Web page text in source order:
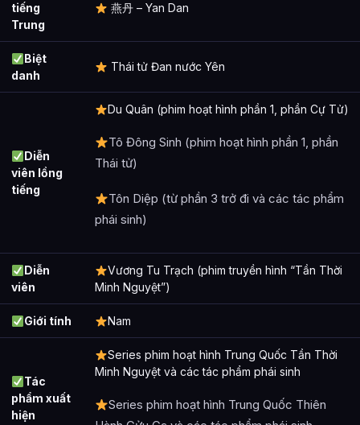
tiếng
Trung
燕丹 – Yan Dan
Biệt
danh
Thái tử Đan nước Yên
Diễn
viên lồng
tiếng
Du Quân (phim hoạt hình phần 1, phần Cự Tử)
Tô Đông Sinh (phim hoạt hình phần 1, phần
Thái tử)
Tôn Diệp (từ phần 3 trở đi và các tác phẩm
phái sinh)
Diễn
viên
Vương Tu Trạch (phim truyền hình “Tần Thời
Minh Nguyệt”)
Giới tính Nam
Tác
phẩm xuất
hiện
Series phim hoạt hình Trung Quốc Tần Thời
Minh Nguyệt và các tác phẩm phái sinh
Series phim hoạt hình Trung Quốc Thiên